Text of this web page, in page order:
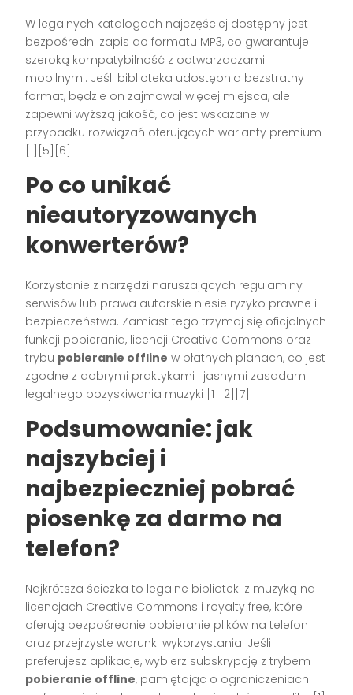
W legalnych katalogach najczęściej dostępny jest
bezpośredni zapis do formatu MP3, co gwarantuje
szeroką kompatybilność z odtwarzaczami
mobilnymi. Jeśli biblioteka udostępnia bezstratny
format, będzie on zajmował więcej miejsca, ale
zapewni wyższą jakość, co jest wskazane w
przypadku rozwiązań oferujących warianty premium
[1][5][6].
Po co unikać
nieautoryzowanych
konwerterów?
Korzystanie z narzędzi naruszających regulaminy
serwisów lub prawa autorskie niesie ryzyko prawne i
bezpieczeństwa. Zamiast tego trzymaj się oficjalnych
funkcji pobierania, licencji Creative Commons oraz
trybu pobieranie offline w płatnych planach, co jest
zgodne z dobrymi praktykami i jasnymi zasadami
legalnego pozyskiwania muzyki [1][2][7].
Podsumowanie: jak
najszybciej i
najbezpieczniej pobrać
piosenkę za darmo na
telefon?
Najkrótsza ścieżka to legalne biblioteki z muzyką na
licencjach Creative Commons i royalty free, które
oferują bezpośrednie pobieranie plików na telefon
oraz przejrzyste warunki wykorzystania. Jeśli
preferujesz aplikacje, wybierz subskrypcję z trybem
pobieranie offline, pamiętając o ograniczeniach